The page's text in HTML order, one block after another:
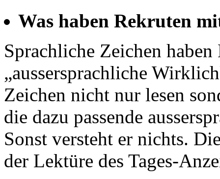
Was haben Rekruten
Sprachliche Zeichen
„aussersprachliche
Zeichen nicht nur lesen
die dazu passende
Sonst versteht er nichts.
der Lektüre des Tages-